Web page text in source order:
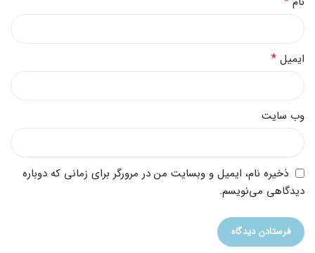
ایمیل *
وب‌ سایت
ذخیره نام، ایمیل و وبسایت من در مرورگر برای زمانی که دوباره
دیدگاهی می‌نویسم.